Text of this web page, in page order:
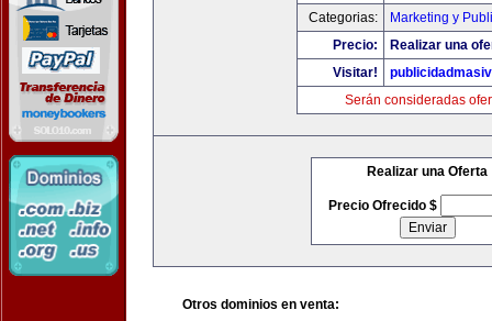
Categorias:
Marketing y
Precio:
Realizar una
Visitar!
Serán consideradas
Realizar una Oferta
Precio Ofrecido $
Otros dominios en venta: